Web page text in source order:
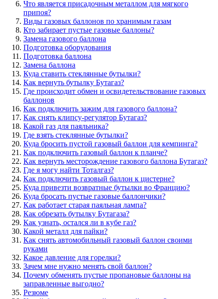
Что является присадочным металлом для мягкого
припоя?
Виды газовых баллонов по хранимым газам
Кто забирает пустые газовые баллоны?
Замена газового баллона
Подготовка оборудования
Подготовка баллона
Замена баллона
Куда ставить стеклянные бутылки?
Как вернуть бутылку Бутагаз?
Где происходит обмен и освидетельствование газовых
баллонов
Как подключить зажим для газового баллона?
Как снять клипсу-регулятор Бутагаз?
Какой газ для паяльника?
Где взять стеклянные бутылки?
Куда бросить пустой газовый баллон для кемпинга?
Как подключить газовый баллон к планче?
Как вернуть месторождение газового баллона Бутагаз?
Где я могу найти Тоталгаз?
Как подключить газовый баллон к цистерне?
Куда привезти возвратные бутылки во Францию?
Куда бросать пустые газовые баллончики?
Как работает старая паяльная лампа?
Как обрезать бутылку Бутагаза?
Как узнать, остался ли в кубе газ?
Какой металл для пайки?
Как снять автомобильный газовый баллон своими
руками
Какое давление для горелки?
Зачем мне нужно менять свой баллон?
Почему обменять пустые пропановые баллоны на
заправленные выгодно?
Резюме